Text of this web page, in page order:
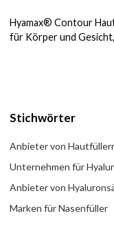
Hyamax® Contour
für Körper und
Stichwörter
Anbieter von
Unternehmen für
Anbieter von
Marken für Nasenfüller